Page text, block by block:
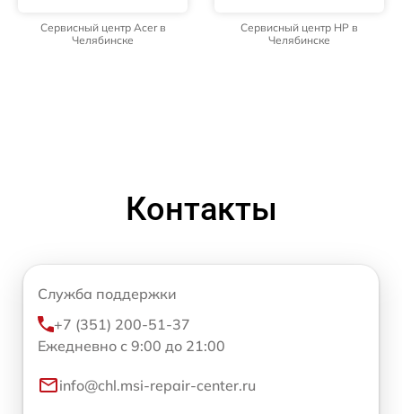
Сервисный центр Acer в
Челябинске
Сервисный центр HP в
Челябинске
Контакты
Служба поддержки
+7 (351) 200-51-37
Ежедневно с 9:00 до 21:00
info@chl.msi-repair-center.ru